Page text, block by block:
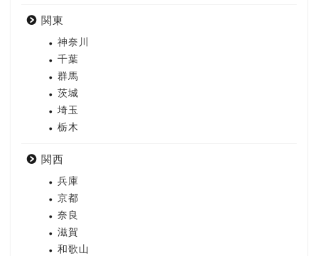
関東
神奈川
千葉
群馬
茨城
埼玉
栃木
関西
兵庫
京都
奈良
滋賀
和歌山